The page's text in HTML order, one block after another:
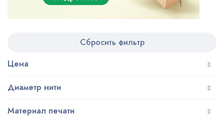
Сбросить фильтр
Цена
Диаметр нити
Материал печати